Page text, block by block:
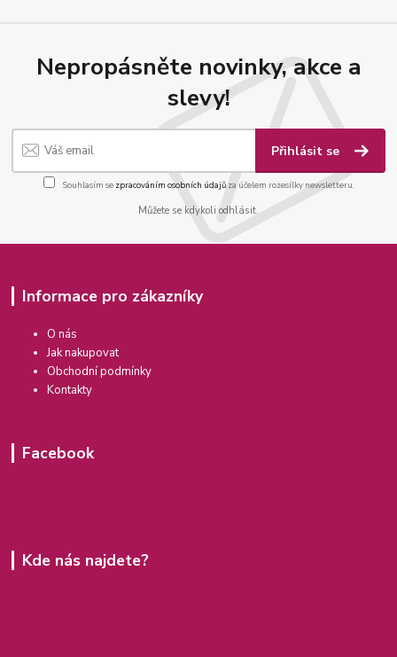
Nepropásněte novinky, akce a
slevy!
Přihlásit se
Souhlasím se zpracováním osobních údajůza účelem rozesílky newsletteru.
Můžete se kdykoli odhlásit.
Informace pro zákazníky
O nás
Jak nakupovat
Obchodní podmínky
Kontakty
Facebook
Kde nás najdete?